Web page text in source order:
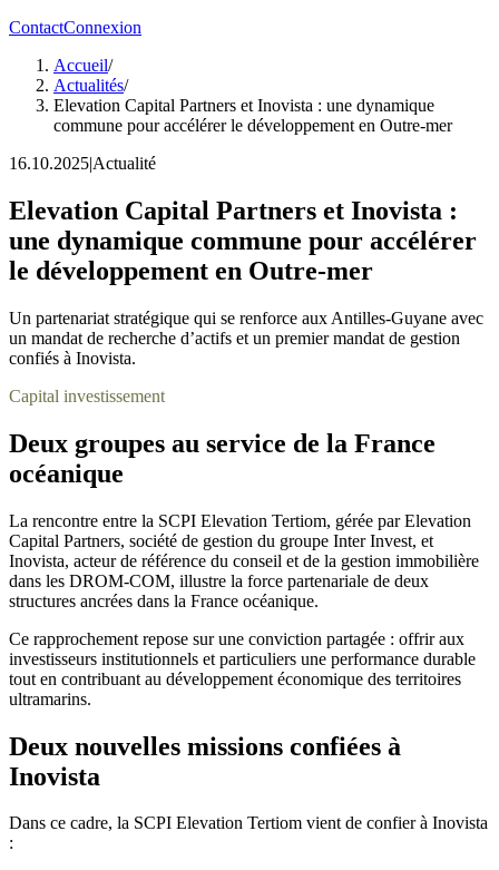
ContactConnexion
Accueil/
Actualités/
Elevation Capital Partners et Inovista : une dynamique
commune pour accélérer le développement en Outre-mer
16.10.2025|Actualité
Elevation Capital Partners et Inovista :
une dynamique commune pour accélérer
le développement en Outre-mer
Un partenariat stratégique qui se renforce aux Antilles-Guyane avec
un mandat de recherche d’actifs et un premier mandat de gestion
confiés à Inovista.
Capital investissement
Deux groupes au service de la France
océanique
La rencontre entre la SCPI Elevation Tertiom, gérée par Elevation
Capital Partners, société de gestion du groupe Inter Invest, et
Inovista, acteur de référence du conseil et de la gestion immobilière
dans les DROM-COM, illustre la force partenariale de deux
structures ancrées dans la France océanique.
Ce rapprochement repose sur une conviction partagée : offrir aux
investisseurs institutionnels et particuliers une performance durable
tout en contribuant au développement économique des territoires
ultramarins.
Deux nouvelles missions confiées à
Inovista
Dans ce cadre, la SCPI Elevation Tertiom vient de confier à Inovista
: